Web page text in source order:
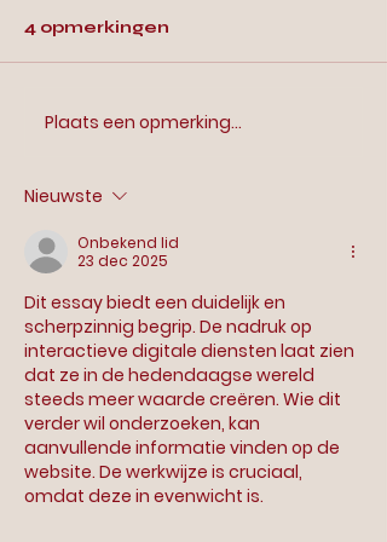
OPENT IN
In de Westerparkbuurt in
combineert theater en horeca
4 opmerkingen
Plaats een opmerking...
Nieuwste
Onbekend lid
23 dec 2025
Dit essay biedt een duidelijk en
scherpzinnig begrip. De nadruk op
interactieve digitale diensten laat zien
dat ze in de hedendaagse wereld
steeds meer waarde creëren. Wie dit
verder wil onderzoeken, kan
aanvullende informatie vinden op de
website. De werkwijze is cruciaal,
omdat deze in evenwicht is.